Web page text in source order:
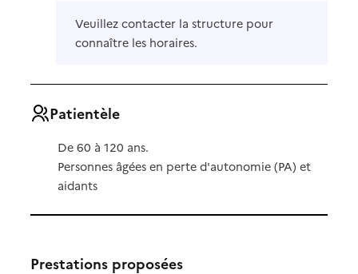
Veuillez contacter la structure pour
connaître les horaires.
Patientèle
De 60 à 120 ans.
Personnes âgées en perte d'autonomie (PA) et
aidants
Prestations proposées